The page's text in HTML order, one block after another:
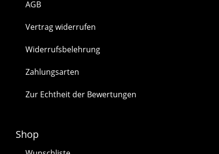
AGB
Vertrag widerrufen
Widerrufsbelehrung
Zahlungsarten
Zur Echtheit der Bewertungen
Shop